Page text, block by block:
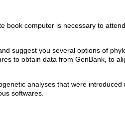
book computer is necessary to
suggest you several options of
to obtain data from GenBank, to
analyses that were introduced
softwares.